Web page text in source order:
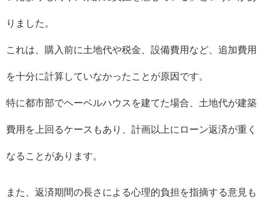
りました。
これは、購入前に土地代や税金、設備費用など、追加費用
を十分に計算していなかったことが原因です。
特に都市部でヘーベルハウスを建てた場合、土地代が建築
費用を上回るケースもあり、計画以上にローン返済が重く
なることがあります。
また、返済期間の長さによる心理的負担を指摘する意見も